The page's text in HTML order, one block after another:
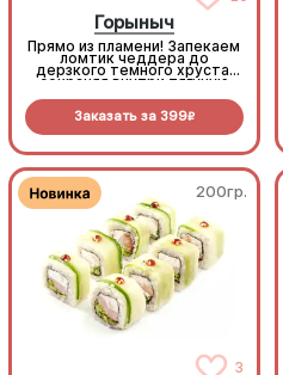
Горыныч
Прямо из пламени! Запекаем
ломтик чеддера до
дерзкого темного хруста,
сохраняя внутри тягучую
тунцом получается
(8шт.)
Заказать за 399R
200гр.
3